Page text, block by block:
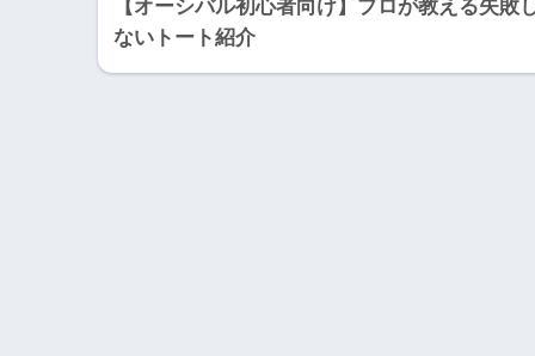
【オーシバル初心者向け】プロが教える失敗
ないトート紹介